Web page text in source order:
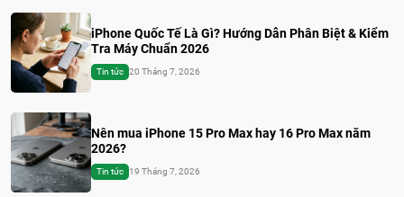
iPhone Quốc Tế Là Gì? Hướng Dẫn Phân Biệt & Kiểm
Tra Máy Chuẩn 2026
Tin tức 20 Tháng 7, 2026
Nên mua iPhone 15 Pro Max hay 16 Pro Max năm
2026?
Tin tức 19 Tháng 7, 2026